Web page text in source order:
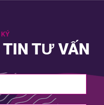
TIN TƯ VẤN